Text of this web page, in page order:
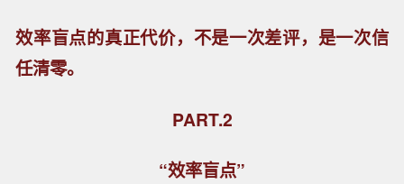
效率盲点的真正代价，不是一次差评，是一次信
任清零。
PART.2
“效率盲点”